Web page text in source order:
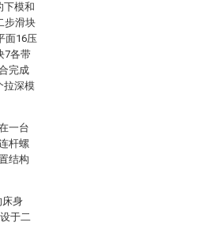
下模和
步滑块
面16压
7各带
完成
拉深模
一台
杆螺
结构
床身
于二